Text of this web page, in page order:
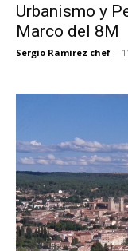
Urbanismo y
Marco del 8M
Sergio Ramirez chef -